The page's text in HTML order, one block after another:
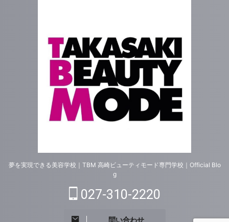
夢を実現できる美容学校｜TBM 高崎ビューティモード専門学校｜Official Blo
g
027-310-2220
問い合わせ